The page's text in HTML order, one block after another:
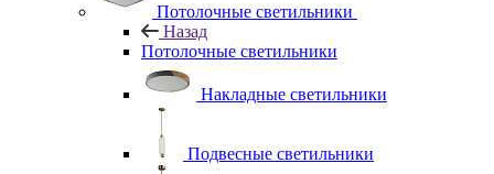
Потолочные светильники
Назад
Потолочные светильники
Накладные светильники
Подвесные светильники